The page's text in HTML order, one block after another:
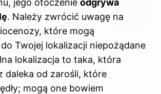
. Należy zwrócić uwagę na
które mogą
Twojej lokalizacji niepożądane
lokalizacja to taka, która
daleka od zarośli, które
mogą one bowiem